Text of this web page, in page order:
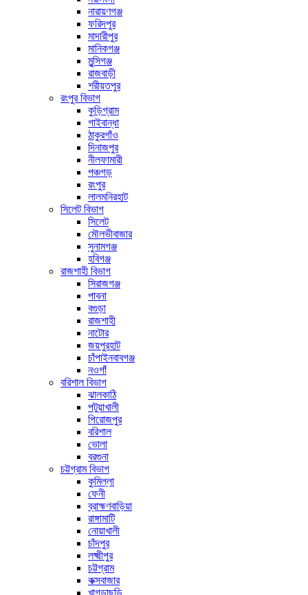
নারায়ণগঞ্জ
ফরিদপুর
মাদারীপুর
মানিকগঞ্জ
মুন্সিগঞ্জ
রাজবাড়ী
শরীয়তপুর
রংপুর বিভাগ
কুড়িগ্রাম
গাইবান্ধা
ঠাকুরগাঁও
দিনাজপুর
নীলফামারী
পঞ্চগড়
রংপুর
লালমনিরহাট
সিলেট বিভাগ
সিলেট
মৌলভীবাজার
সুনামগঞ্জ
হবিগঞ্জ
রাজশাহী বিভাগ
সিরাজগঞ্জ
পাবনা
বগুড়া
রাজশাহী
নাটোর
জয়পুরহাট
চাঁপাইনবাবগঞ্জ
নওগাঁ
বরিশাল বিভাগ
ঝালকাঠি
পটুয়াখালী
পিরোজপুর
বরিশাল
ভোলা
বরগুনা
চট্টগ্রাম বিভাগ
কুমিল্লা
ফেনী
ব্রাহ্মণবাড়িয়া
রাঙ্গামাটি
নোয়াখালী
চাঁদপুর
লক্ষ্মীপুর
চট্টগ্রাম
কক্সবাজার
খাগড়াছড়ি